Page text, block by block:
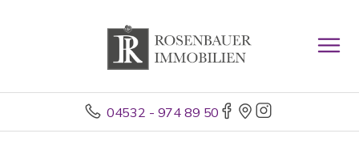
04532 - 974 89 50